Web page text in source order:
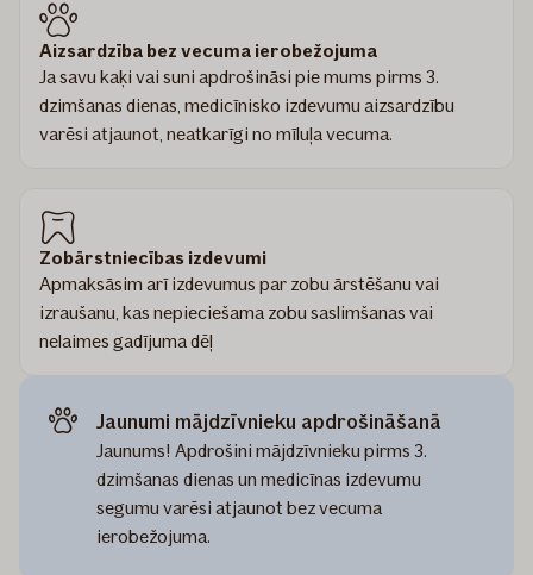
Aizsardzība bez vecuma ierobežojuma
Ja savu kaķi vai suni apdrošināsi pie mums pirms 3.
dzimšanas dienas, medicīnisko izdevumu aizsardzību
varēsi atjaunot, neatkarīgi no mīluļa vecuma.
Zobārstniecības izdevumi
Apmaksāsim arī izdevumus par zobu ārstēšanu vai
izraušanu, kas nepieciešama zobu saslimšanas vai
nelaimes gadījuma dēļ
Jaunumi mājdzīvnieku apdrošināšanā
Jaunums! Apdrošini mājdzīvnieku pirms 3.
dzimšanas dienas un medicīnas izdevumu
segumu varēsi atjaunot bez vecuma
ierobežojuma.